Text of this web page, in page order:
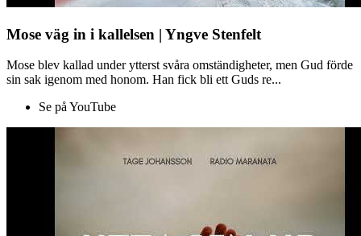
Mose väg in i kallelsen | Yngve Stenfelt
Mose blev kallad under ytterst svåra omständigheter, men Gud förde
sin sak igenom med honom. Han fick bli ett Guds re...
Se på YouTube